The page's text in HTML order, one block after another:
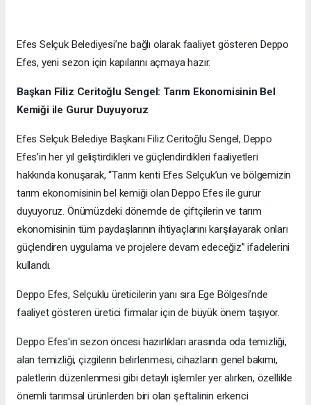
Efes Selçuk Belediyesi’ne bağlı olarak faaliyet gösteren Deppo
Efes, yeni sezon için kapılarını açmaya hazır.
Başkan Filiz Ceritoğlu Sengel: Tarım Ekonomisinin Bel
Kemiği ile Gurur Duyuyoruz
Efes Selçuk Belediye Başkanı Filiz Ceritoğlu Sengel, Deppo
Efes’in her yıl geliştirdikleri ve güçlendirdikleri faaliyetleri
hakkında konuşarak, “Tarım kenti Efes Selçuk’un ve bölgemizin
tarım ekonomisinin bel kemiği olan Deppo Efes ile gurur
duyuyoruz. Önümüzdeki dönemde de çiftçilerin ve tarım
ekonomisinin tüm paydaşlarının ihtiyaçlarını karşılayarak onları
güçlendiren uygulama ve projelere devam edeceğiz” ifadelerini
kullandı.
Deppo Efes, Selçuklu üreticilerin yanı sıra Ege Bölgesi’nde
faaliyet gösteren üretici firmalar için de büyük önem taşıyor.
Deppo Efes'in sezon öncesi hazırlıkları arasında oda temizliği,
alan temizliği, çizgilerin belirlenmesi, cihazların genel bakımı,
paletlerin düzenlenmesi gibi detaylı işlemler yer alırken, özellikle
önemli tarımsal ürünlerden biri olan şeftalinin erkenci